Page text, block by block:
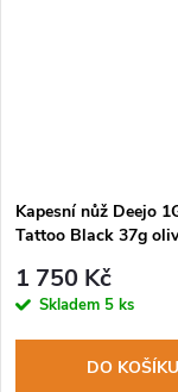
Kapesní nůž Deejo
Tattoo Black 37g
1 750 Kč
Skladem 5 ks
DO KOŠÍKU